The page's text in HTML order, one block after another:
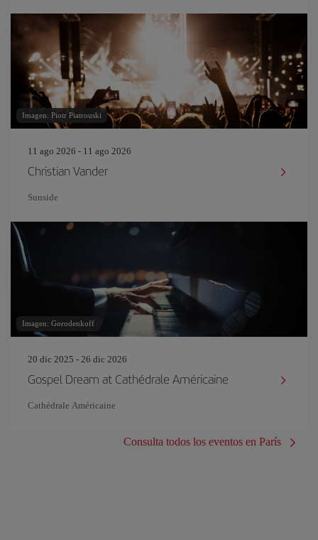
Imagen: Piotr Piatrouski
11 ago 2026 - 11 ago 2026
Christian Vander
Sunside
Imagen: Gorodenkoff
20 dic 2025 - 26 dic 2026
Gospel Dream at Cathédrale Américaine
Cathédrale Américaine
Consulta todos los eventos en París